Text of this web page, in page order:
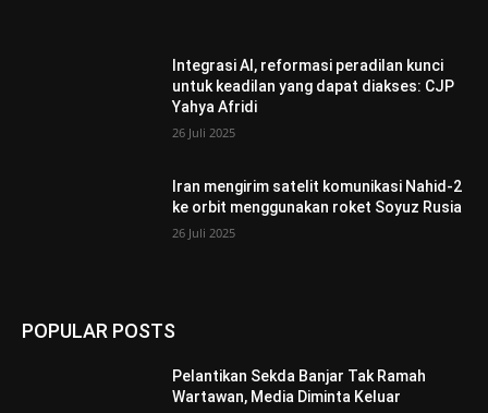
Integrasi AI, reformasi peradilan kunci
untuk keadilan yang dapat diakses: CJP
Yahya Afridi
26 Juli 2025
Iran mengirim satelit komunikasi Nahid-2
ke orbit menggunakan roket Soyuz Rusia
26 Juli 2025
POPULAR POSTS
Pelantikan Sekda Banjar Tak Ramah
Wartawan, Media Diminta Keluar